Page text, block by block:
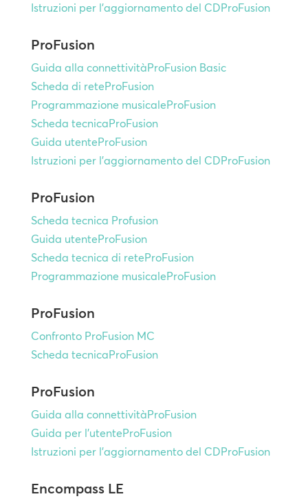
Istruzioni per l'aggiornamento del CDProFusion
ProFusion
Guida alla connettivitàProFusion Basic
Scheda di reteProFusion
Programmazione musicaleProFusion
Scheda tecnicaProFusion
Guida utenteProFusion
Istruzioni per l'aggiornamento del CDProFusion
ProFusion
Scheda tecnica Profusion
Guida utenteProFusion
Scheda tecnica di reteProFusion
Programmazione musicaleProFusion
ProFusion
Confronto ProFusion MC
Scheda tecnicaProFusion
ProFusion
Guida alla connettivitàProFusion
Guida per l'utenteProFusion
Istruzioni per l'aggiornamento del CDProFusion
Encompass LE